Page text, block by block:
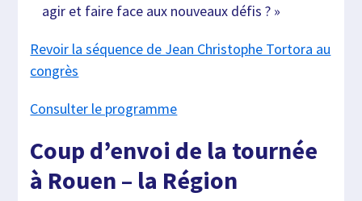
agir et faire face aux nouveaux défis ? »
Revoir la séquence de Jean Christophe Tortora au
congrès
Consulter le programme
Coup d’envoi de la tournée
à Rouen – la Région